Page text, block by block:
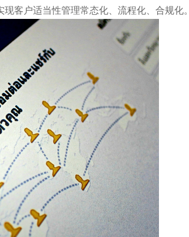
客户适当性管理常态化、流程化、合规化。